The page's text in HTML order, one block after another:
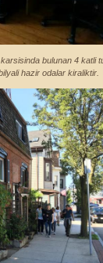
bulunan 4 katli
hazir odalar kiraliktir.